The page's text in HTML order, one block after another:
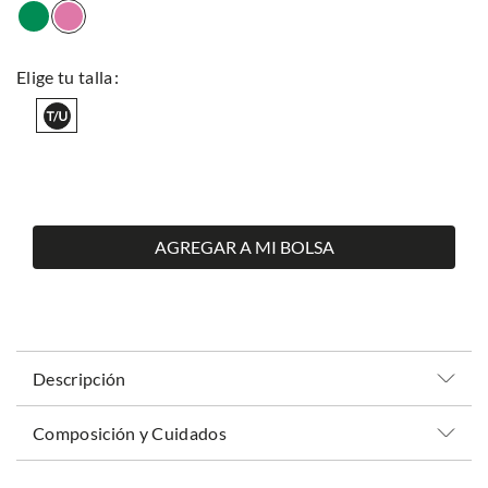
AGREGAR A MI BOLSA
Descripción
Composición y Cuidados